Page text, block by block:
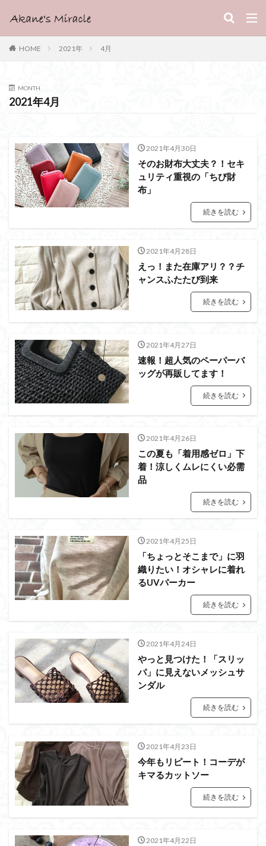
HOME 2021年 4月
MONTH
2021年4月
2021年4月30日
そのお財布大丈夫？！セキ
ュリティ重視の「ちび財
布」
続きを読む
2021年4月28日
えっ！また在庫アリ？？チ
ャンスふたたび到来
続きを読む
2021年4月27日
速報！超人気のペーパーバ
ッグが再販してます！
続きを読む
2021年4月26日
この夏も「着用感ゼロ」下
着！涼しくムレにくい必需
品
続きを読む
2021年4月25日
「ちょっとそこまで」に羽
織りたい！オシャレに着れ
るUVパーカー
続きを読む
2021年4月24日
やっと見つけた！「スリッ
パ」に見えないメッシュサ
ンダル
続きを読む
2021年4月23日
今年もリピート！コーデが
キマるカットソー
続きを読む
2021年4月22日